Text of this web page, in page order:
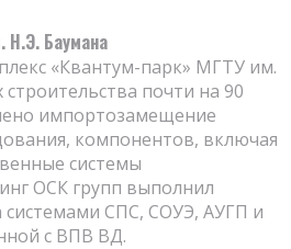
Н.Э. Баумана
«Квантум-парк» МГТУ им.
почти на 90
импортозамещение
компонентов, включая
системы
ОСК групп выполнил
СПС, СОУЭ, АУГП и
с ВПВ ВД.